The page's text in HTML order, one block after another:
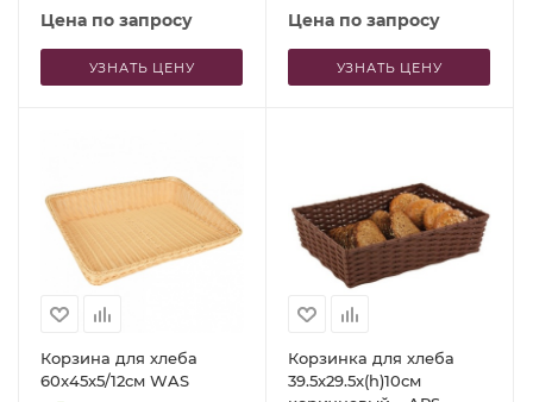
Цена по запросу
УЗНАТЬ ЦЕНУ
Цена по запросу
УЗНАТЬ ЦЕНУ
Корзина для хлеба
60x45x5/12см WAS
Корзинка для хлеба
39.5x29.5x(h)10см